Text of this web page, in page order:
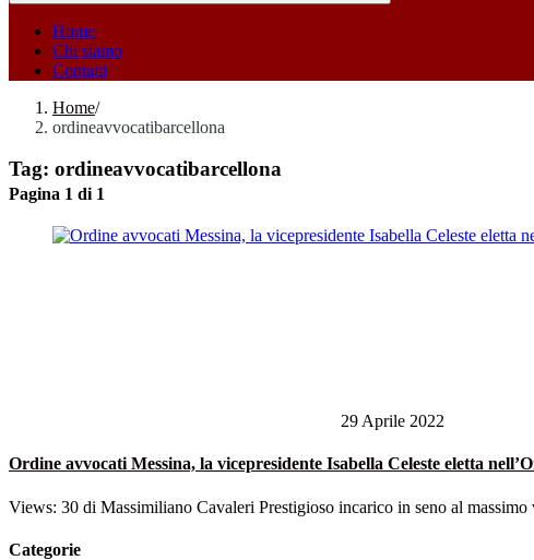
Home
Chi siamo
Contatti
Home/
ordineavvocatibarcellona
Tag: ordineavvocatibarcellona
Pagina 1 di 1
29 Aprile 2022
Ordine avvocati Messina, la vicepresidente Isabella Celeste eletta
Views: 30 di Massimiliano Cavaleri Prestigioso incarico in seno al
Categorie